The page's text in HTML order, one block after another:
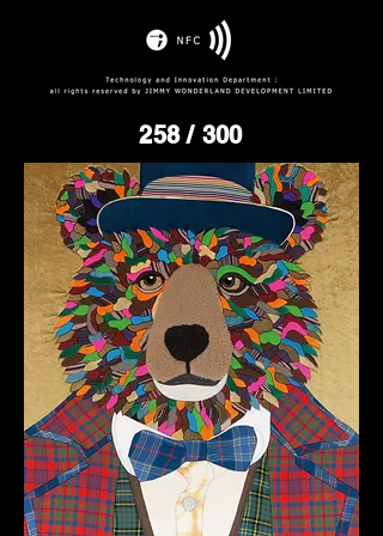
258/ 300